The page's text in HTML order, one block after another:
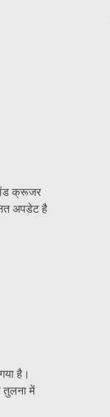
लैंड क्रूजर
अपडेट है
है।
तुलना में